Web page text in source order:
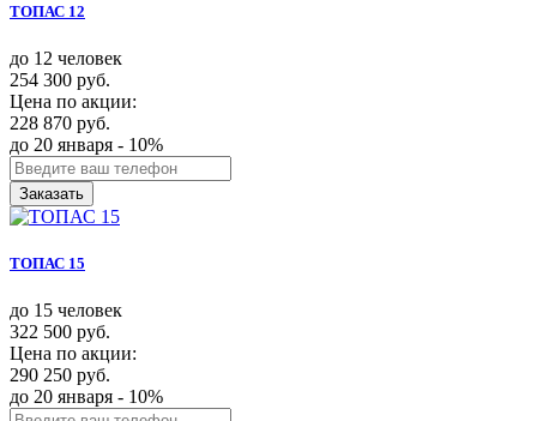
ТОПАС 12
до 12 человек
254 300 руб.
Цена по акции:
228 870 руб.
до 20 января - 10%
Заказать
ТОПАС 15
до 15 человек
322 500 руб.
Цена по акции:
290 250 руб.
до 20 января - 10%